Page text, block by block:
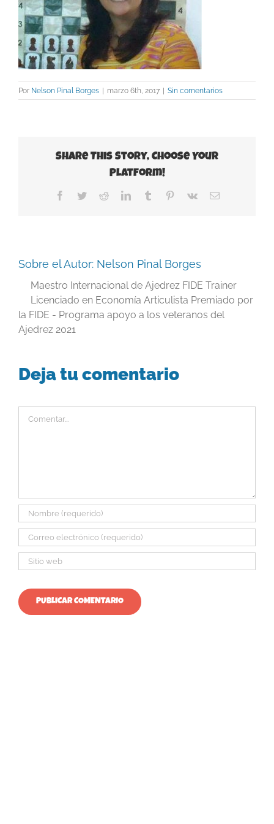
Por Nelson Pinal Borges | marzo 6th, 2017 | Sin comentarios
Share This Story, Choose Your
Platform!
Facebook
TwitterRedditLinkedInTumblr Pinterest
Vk
Correo
Sobre el Autor: Nelson Pinal Borges
Maestro Internacional de Ajedrez FIDE Trainer
Licenciado en Economía Articulista Premiado por
la FIDE - Programa apoyo a los veteranos del
Ajedrez 2021
Deja tu comentario